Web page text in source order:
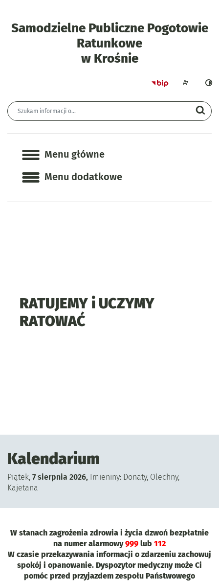
Samodzielne Publiczne Pogotowie
Ratunkowe
w Krośnie- Galeria
StronaWiększa
Wyszukiwarka
Menu główne
Menu główne
Menu dodatkowe
RATUJEMY i UCZYMY
RATOWAĆ
Kalendarium
Piątek, 7 sierpnia 2026, Imieniny: Donaty, Olechny,
Kajetana
W stanach zagrożenia zdrowia i życia dzwoń bezpłatnie
na numer alarmowy999 lub 112
W czasie przekazywania informacji o zdarzeniu zachowuj
spokój i opanowanie. Dyspozytor medyczny może Ci
pomóc przed przyjazdem zespołu Państwowego